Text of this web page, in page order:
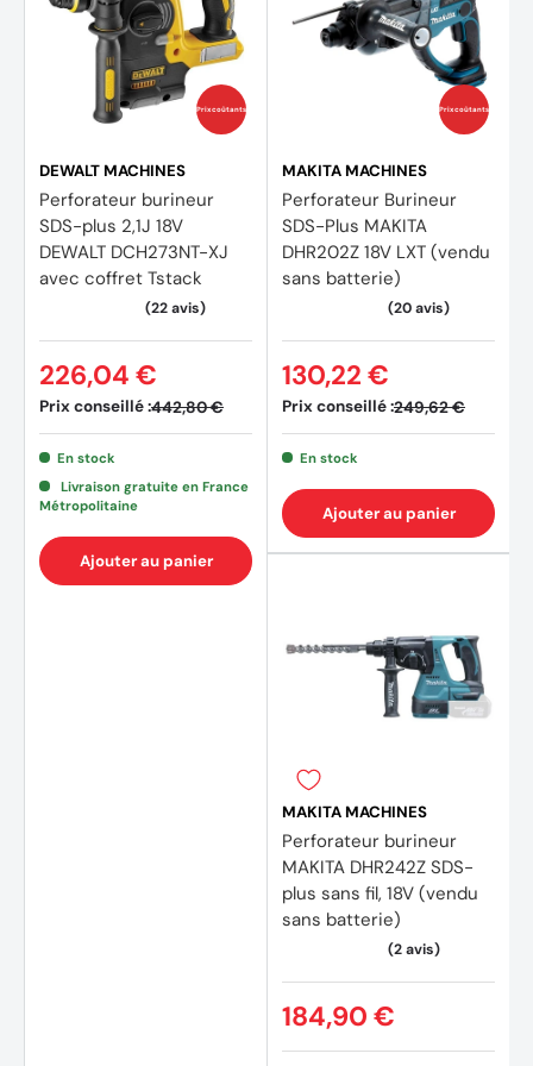
Poids net (kg): 3,7 kg
Dimensions (mm): 356 x 91 x 232 mm
Accessoires inclus
2 Batterie BSL1850MA
1 Chargeur
Coffret Hit Case
Prix coûtants
DEWALT MACHINES
Perforateur burineur
SDS-plus 2,1J 18V
DEWALT DCH273NT-XJ
avec coffret Tstack
Prix conseillé :442,80 €
226,04 €
En stock
Livraison gratuite en France
Métropolitaine
Ajouter au panier
Prix coûtants
MAKITA MACHINES
Perforateur Burineur
SDS-Plus MAKITA
DHR202Z 18V LXT (vendu
sans batterie)
Prix conseillé :249,62 €
130,22 €
En stock
Ajouter au panier
MAKITA MACHINES
Perforateur burineur
MAKITA DHR242Z SDS-
plus sans fil, 18V (vendu
sans batterie)
184,90 €